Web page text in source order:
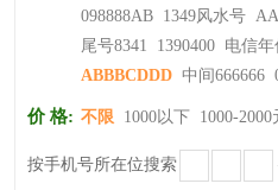
098888AB 1349风水号
尾号8341
1390400 电信
ABBBCDDD 中间666666
价 格: 不限 1000以下 1000-2000
按手机号所在位搜索